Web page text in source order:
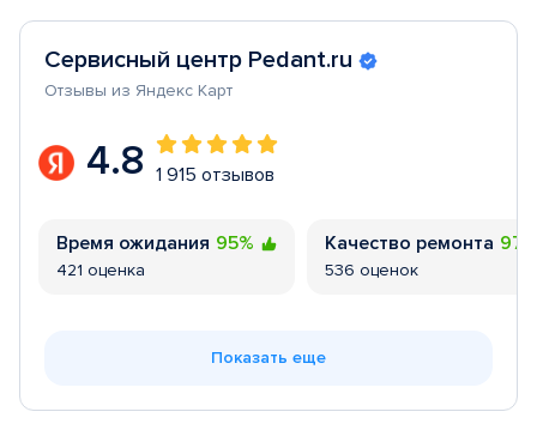
Сервисный центр Pedant.ru
Отзывы из Яндекс Карт
4.8 1 915 отзывов
Время ожидания 95%
421 оценка
Качество ремонта
536 оценок
Показать еще